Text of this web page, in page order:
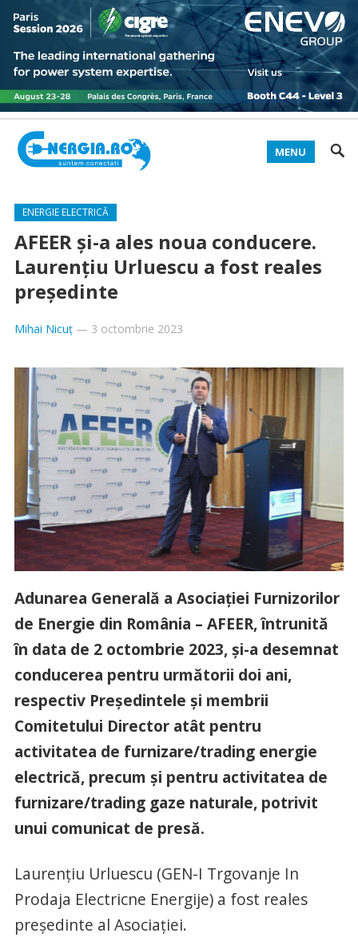
MENU
ENERGIE ELECTRICĂ
AFEER și-a ales noua conducere.
Laurențiu Urluescu a fost reales
președinte
Mihai Nicuț— 3 octombrie 2023
Adunarea Generală a Asociației Furnizorilor
de Energie din România – AFEER, întrunită
în data de 2 octombrie 2023, și-a desemnat
conducerea pentru următorii doi ani,
respectiv Președintele și membrii
Comitetului Director atât pentru
activitatea de furnizare/trading energie
electrică, precum și pentru activitatea de
furnizare/trading gaze naturale, potrivit
unui comunicat de presă.
Laurențiu Urluescu (GEN-I Trgovanje In
Prodaja Electricne Energije) a fost reales
președinte al Asociației.